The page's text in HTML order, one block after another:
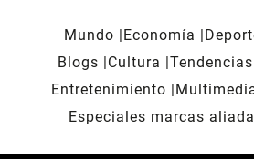
Mundo Economía
Blogs
Cultura Tendencias
Entretenimiento
Especiales marcas